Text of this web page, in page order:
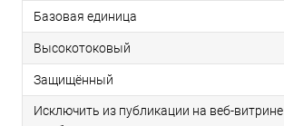
Базовая единица
Высокотоковый
Защищённый
Исключить из публикации на веб-витрине